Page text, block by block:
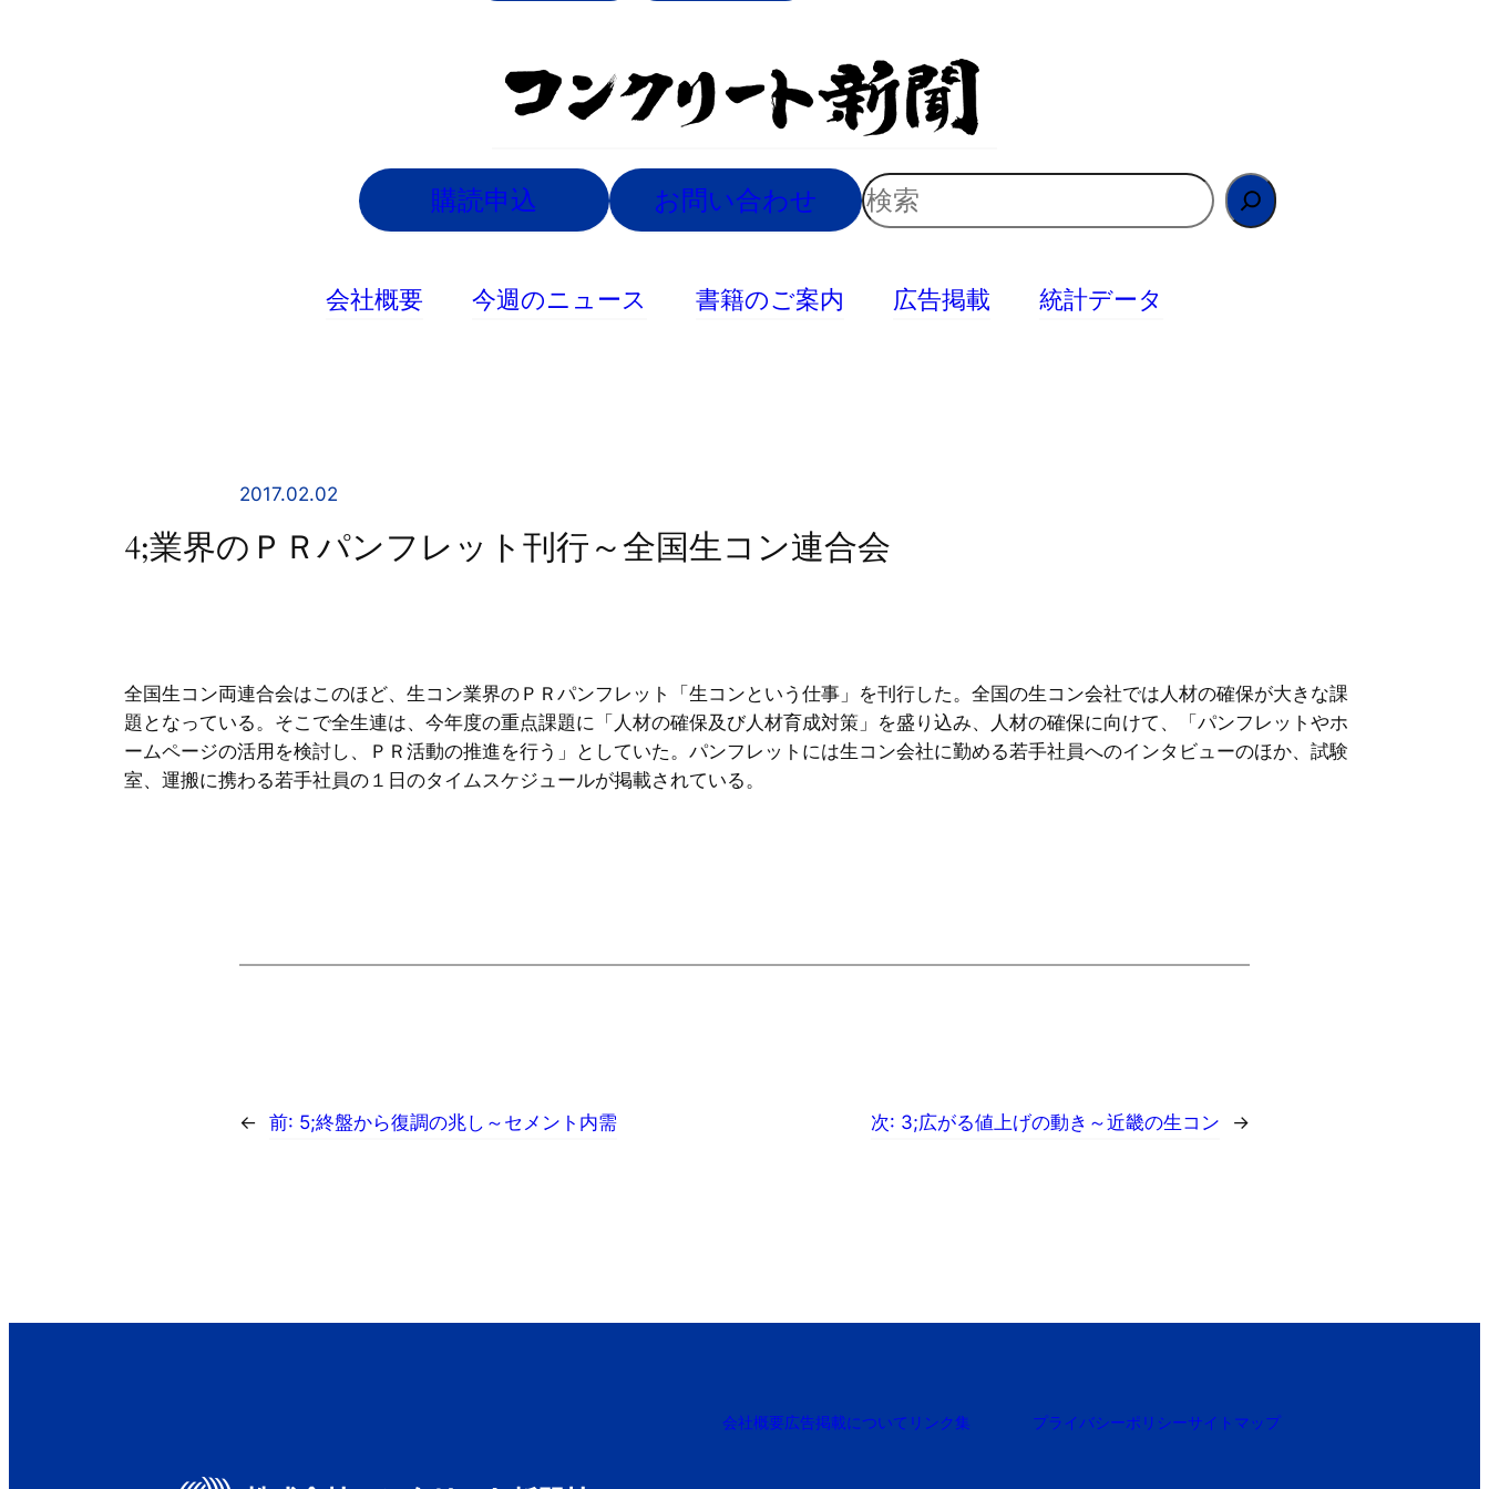
購読申込 お問い合わせ
検
索
会社概要 今週のニュース 書籍のご案内 広告掲載 統計データ
2017.02.02
4;業界のＰＲパンフレット刊行～全国生コン連合会
全国生コン両連合会はこのほど、生コン業界のＰＲパンフレット「生コンという仕事」を刊行した。全国の生コン会社では人材の確保が大きな課
題となっている。そこで全生連は、今年度の重点課題に「人材の確保及び人材育成対策」を盛り込み、人材の確保に向けて、「パンフレットやホ
ームページの活用を検討し、ＰＲ活動の推進を行う」としていた。パンフレットには生コン会社に勤める若手社員へのインタビューのほか、試験
室、運搬に携わる若手社員の１日のタイムスケジュールが掲載されている。
← 前: 5;終盤から復調の兆し～セメント内需 次: 3;広がる値上げの動き～近畿の生コン →
会社概要広告掲載について リンク集 プライバシーポリシーサイトマップ